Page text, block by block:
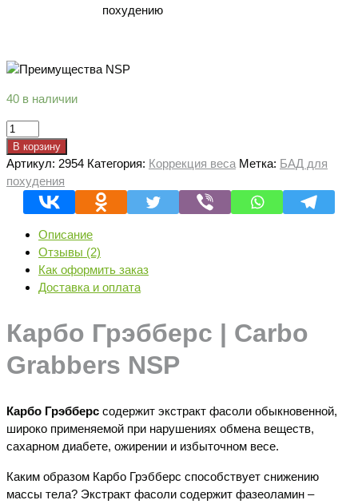
похудению
40 в наличии
Количество
товара
Карбо
грэбберс
Carbo
Grabbers
NSP
В корзину
Артикул: 2954 Категория: Коррекция веса Метка: БАД для
похудения
Описание
Отзывы (2)
Как оформить заказ
Доставка и оплата
Карбо Грэбберс | Carbo
Grabbers NSP
Карбо Грэбберс содержит экстракт фасоли обыкновенной,
широко применяемой при нарушениях обмена веществ,
сахарном диабете, ожирении и избыточном весе.
Каким образом Карбо Грэбберс способствует снижению
массы тела? Экстракт фасоли содержит фазеоламин –